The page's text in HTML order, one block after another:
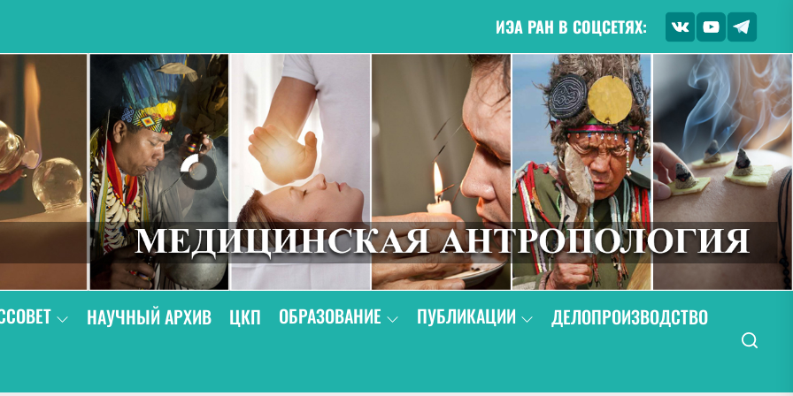
ИЭА РАН В СОЦСЕТЯХ:
НАУЧНЫЙ АРХИВ ЦКП ОБРАЗОВАНИЕ ПУБЛИКАЦИИ
ДЕЛОПРОИЗВОДСТВО